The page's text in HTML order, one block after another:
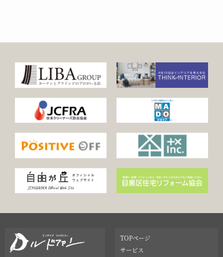
TOPページ
サービス